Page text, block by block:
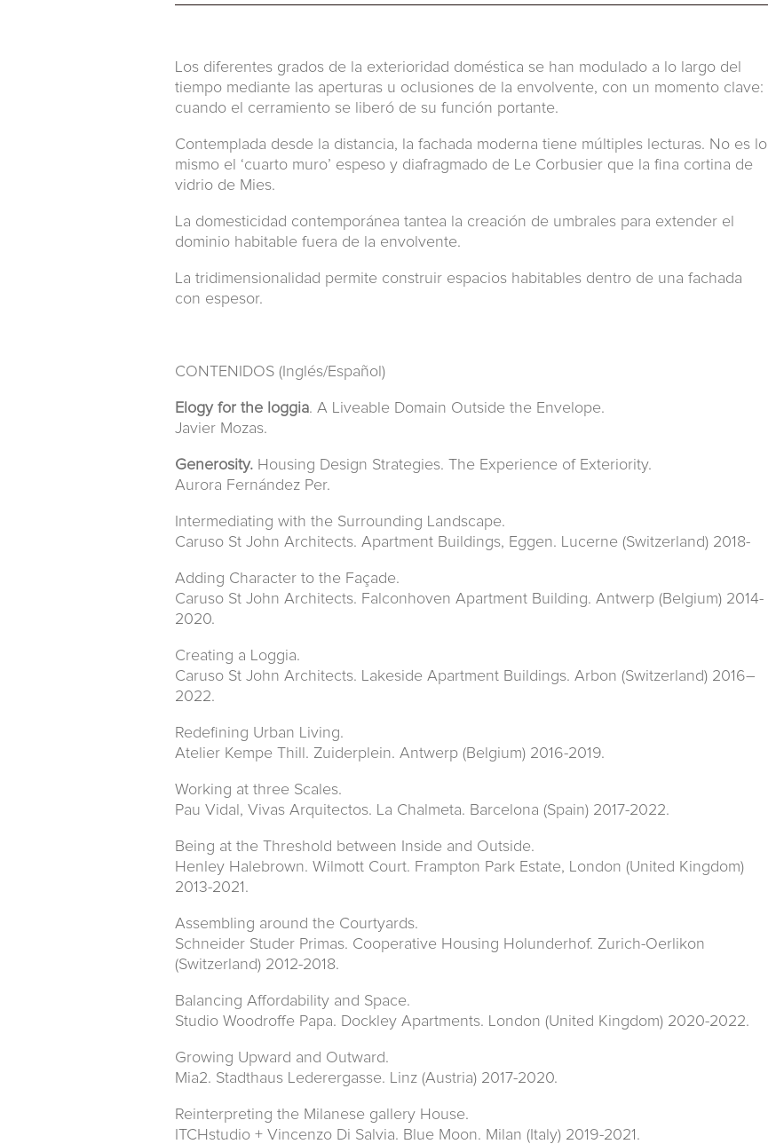
Los diferentes grados de la exterioridad doméstica se han modulado a lo largo del
tiempo mediante las aperturas u oclusiones de la envolvente, con un momento clave:
cuando el cerramiento se liberó de su función portante.
Contemplada desde la distancia, la fachada moder­na tiene múltiples lecturas. No es lo
mismo el ‘cuarto muro’ espeso y diafragmado de Le Corbusier que la fina cortina de
vidrio de Mies.
La domesticidad contemporánea tantea la creación de umbrales para extender el
dominio habitable fuera de la envolvente.
La tridimensionalidad permite construir espacios habitables dentro de una fachada
con espesor.
CONTENIDOS (Inglés/Español)
Elogy for the loggia. A Liveable Domain Outside the Envelope.
Javier Mozas.
Generosity. Housing Design Strategies. The Experience of Exteriority.
Aurora Fernández Per.
Intermediating with the Surrounding Landscape.
Caruso St John Architects. Apartment Buildings, Eggen. Lucerne (Switzerland) 2018-
Adding Character to the Façade.
Caruso St John Architects. Falconhoven Apartment Building. Antwerp (Belgium) 2014-
2020.
Creating a Loggia.
Caruso St John Architects. Lakeside Apartment Buildings. Arbon (Switzerland) 2016–
2022.
Redefining Urban Living.
Atelier Kempe Thill. Zuiderplein. Antwerp (Belgium) 2016-2019.
Working at three Scales.
Pau Vidal, Vivas Arquitectos. La Chalmeta. Barcelona (Spain) 2017-2022.
Being at the Threshold between Inside and Outside.
Henley Halebrown. Wilmott Court. Frampton Park Estate, London (United Kingdom)
2013-2021.
Assembling around the Courtyards.
Schneider Studer Primas. Cooperative Housing Holunderhof. Zurich-Oerlikon
(Switzerland) 2012-2018.
Balancing Affordability and Space.
Studio Woodroffe Papa. Dockley Apartments. London (United Kingdom) 2020-2022.
Growing Upward and Outward.
Mia2. Stadthaus Lederergasse. Linz (Austria) 2017-2020.
Reinterpreting the Milanese gallery House.
ITCHstudio + Vincenzo Di Salvia. Blue Moon. Milan (Italy) 2019-2021.